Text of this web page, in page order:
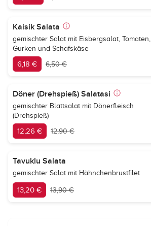
Kaisik Salata
gemischter Salat mit Eisbergsalat, Tomaten,
Gurken und Schafskäse
6,18 € 6,50 €
Döner (Drehspieß) Salatasi
gemischter Blattsalat mit Dönerfleisch
(Drehspieß)
12,26 € 12,90 €
Tavuklu Salata
gemischter Salat mit Hähnchenbrustfilet
13,20 € 13,90 €